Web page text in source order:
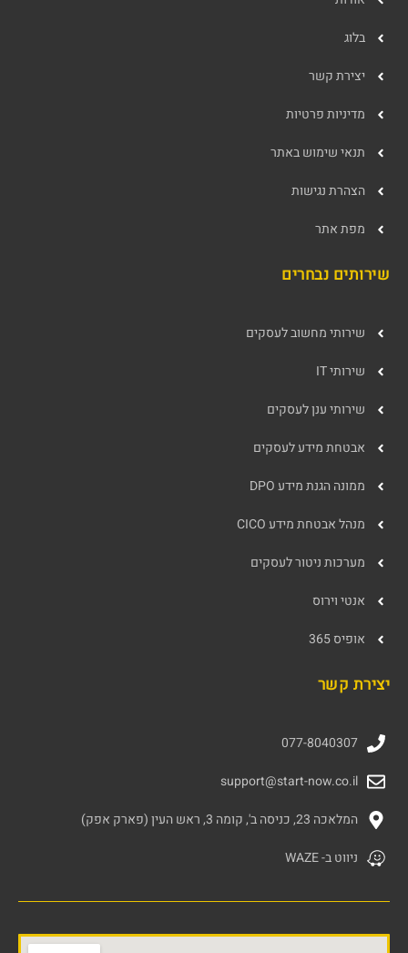
בלוג
יצירת קשר
מדיניות פרטיות
תנאי שימוש באתר
הצהרת נגישות
מפת אתר
שירותים נבחרים
שירותי מחשוב לעסקים
שירותי IT
שירותי ענן לעסקים
אבטחת מידע לעסקים
ממונה הגנת מידע DPO
מנהל אבטחת מידע CICO
מערכות ניטור לעסקים
אנטי וירוס
אופיס 365
יצירת קשר
077-8040307
support@start-now.co.il
המלאכה 23, כניסה ב', קומה 3, ראש העין (פארק אפק)
ניווט ב- WAZE